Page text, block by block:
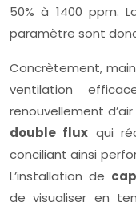
50% à 1400 ppm.
paramètre sont
Concrètement,
ventilation
renouvellement
double flux qui
conciliant ainsi
L’installation de
de visualiser en